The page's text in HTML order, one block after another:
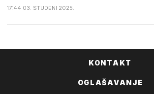
17:44 03. STUDENI 2025.
KONTAKT
OGLAŠAVANJE